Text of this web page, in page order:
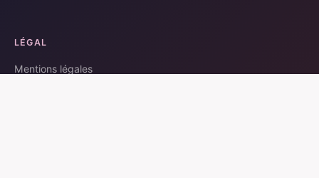
LÉGAL
Mentions légales